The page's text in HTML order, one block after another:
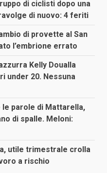
di ciclisti dopo una
di nuovo: 4 feriti
di provette al San
l’embrione errato
Kelly Doualla
under 20. Nessuna
le parole di Mattarella,
di spalle. Meloni:
utile trimestrale crolla
a rischio